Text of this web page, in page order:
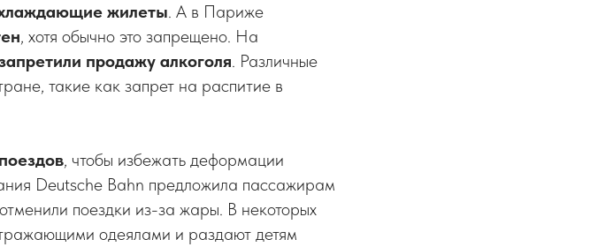
жилеты. А в Париже
, хотя обычно это запрещено. На
продажу алкоголя. Различные
такие как запрет на распитие в
, чтобы избежать деформации
Deutsche Bahn предложила пассажирам
поездки из-за жары. В некоторых
одеялами и раздают детям